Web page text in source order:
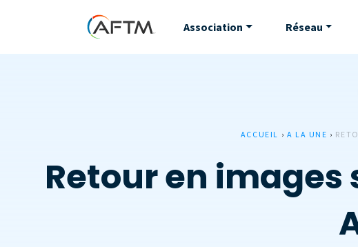
Association Réseau
ACCUEIL › A LA UNE ›
Retour en